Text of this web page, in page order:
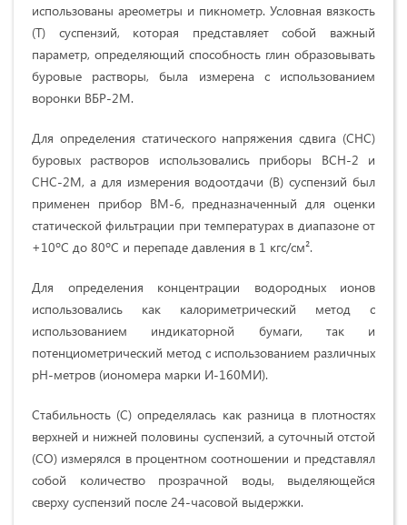
использованы ареометры и пикнометр. Условная вязкость
(Т) суспензий, которая представляет собой важный
параметр, определяющий способность глин образовывать
буровые растворы, была измерена с использованием
воронки ВБР-2М.
Для определения статического напряжения сдвига (СНС)
буровых растворов использовались приборы ВСН-2 и
СНС-2М, а для измерения водоотдачи (В) суспензий был
применен прибор ВМ-6, предназначенный для оценки
статической фильтрации при температурах в диапазоне от
+10ºС до 80ºС и перепаде давления в 1 кгс/см².
Для определения концентрации водородных ионов
использовались как калориметрический метод с
использованием индикаторной бумаги, так и
потенциометрический метод с использованием различных
рН-метров (иономера марки И-160МИ).
Стабильность (С) определялась как разница в плотностях
верхней и нижней половины суспензий, а суточный отстой
(СО) измерялся в процентном соотношении и представлял
собой количество прозрачной воды, выделяющейся
сверху суспензий после 24-часовой выдержки.